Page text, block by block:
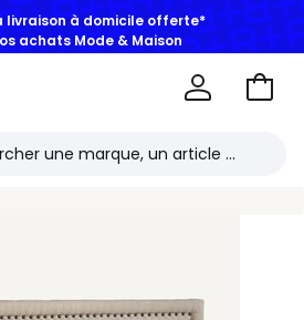
livraison à domicile offerte*
achats Mode & Maison
Aller